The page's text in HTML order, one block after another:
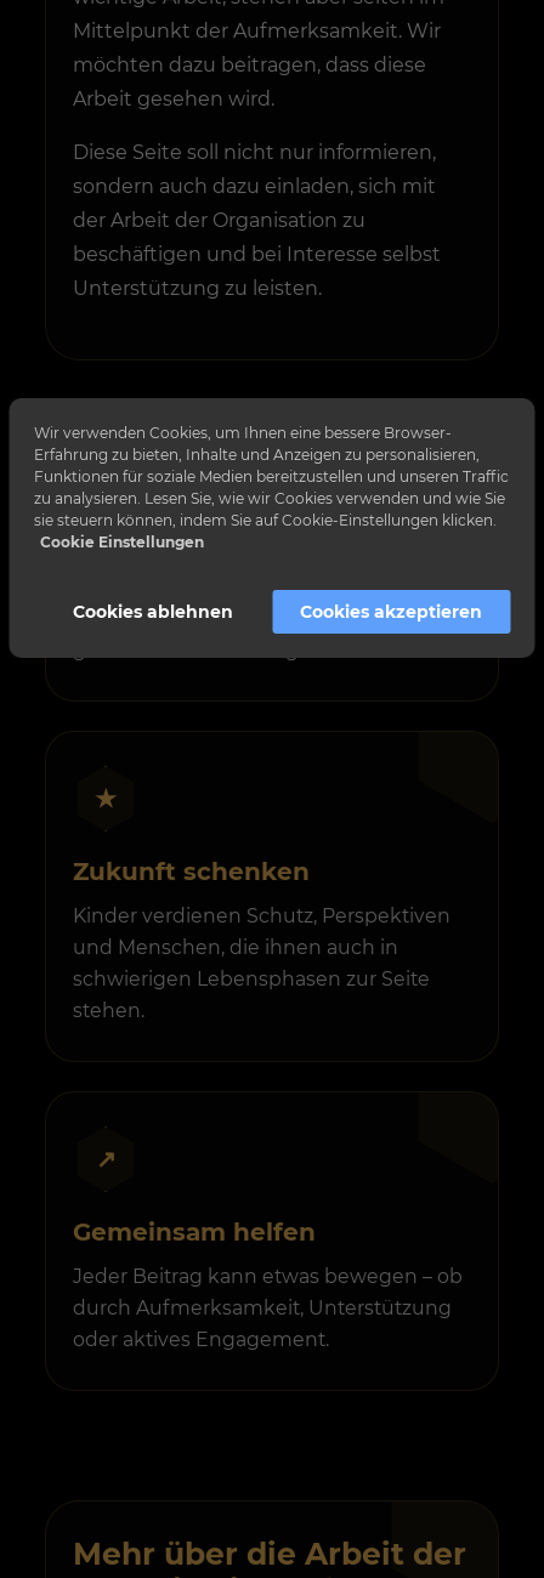
Mittelpunkt der Aufmerksamkeit. Wir
möchten dazu beitragen, dass diese
Arbeit gesehen wird.
Diese Seite soll nicht nur informieren,
sondern auch dazu einladen, sich mit
der Arbeit der Organisation zu
beschäftigen und bei Interesse selbst
Unterstützung zu leisten.
✓
Verantwortung übernehmen
Wir möchten einen positiven Beitrag
leisten und Projekte unterstützen, die
★
Zukunft schenken
Kinder verdienen Schutz, Perspektiven
und Menschen, die ihnen auch in
schwierigen Lebensphasen zur Seite
stehen.
↗
Gemeinsam helfen
Jeder Beitrag kann etwas bewegen – ob
durch Aufmerksamkeit, Unterstützung
oder aktives Engagement.
Mehr über die Arbeit der
Wir verwenden Cookies, um Ihnen eine bessere Browser-
Erfahrung zu bieten, Inhalte und Anzeigen zu personalisieren,
Funktionen für soziale Medien bereitzustellen und unseren Traffic
zu analysieren. Lesen Sie, wie wir Cookies verwenden und wie Sie
sie steuern können, indem Sie auf Cookie-Einstellungen klicken.
Cookie Einstellungen
Cookies ablehnen Cookies akzeptieren